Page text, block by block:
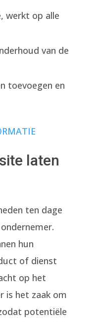
werkt op alle
van de
toevoegen en
laten
ten dage
hun
of dienst
op het
is het zaak om
potentiële